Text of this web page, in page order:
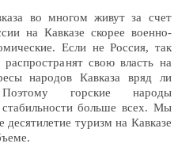
во многом живут за счет
на Кавказе скорее военно-
Если не Россия, так
свою власть на
народов Кавказа вряд ли
горские народы
больше всех. Мы
туризм на Кавказе